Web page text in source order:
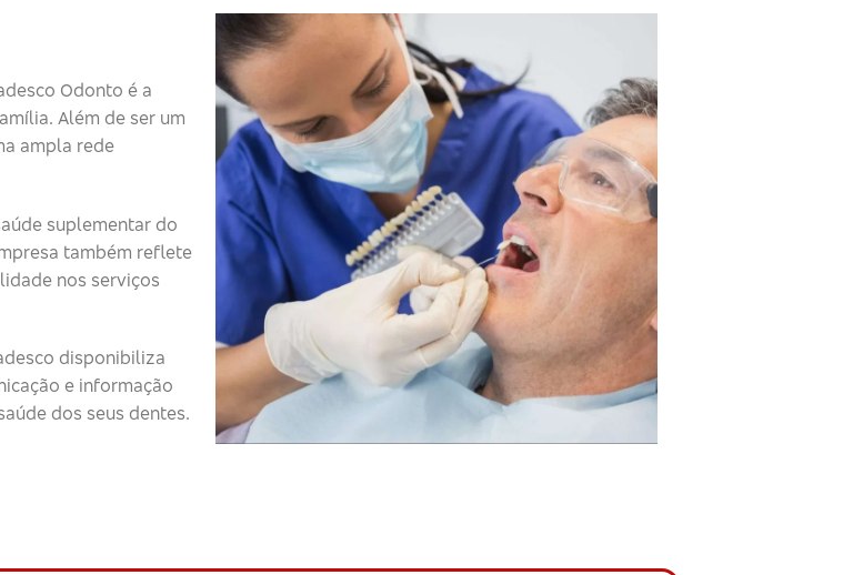
Odonto é a
Além de ser um
ampla rede
suplementar do
também reflete
nos serviços
disponibiliza
e informação
dos seus dentes.